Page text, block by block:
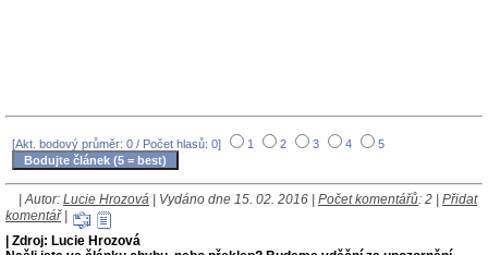
[Akt. bodový průměr: 0 / Počet hlasů: 0] 1 2 3 4 5
| Autor: Lucie Hrozová | Vydáno dne 15. 02. 2016 | Počet komentářů: 2 | Přidat
komentář|
| Zdroj: Lucie Hrozová